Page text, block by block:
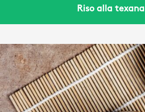
Riso alla texana